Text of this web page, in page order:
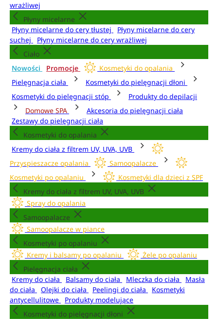
wrażliwej
Płyny micelarne
Płyny micelarne do cery tłustej
Płyny micelarne do cery
suchej
Płyny micelarne do cery wrażliwej
Ciało
Nowości
Promocje
Kosmetyki do opalania
Pielęgnacja ciała
Kosmetyki do pielęgnacji dłoni
Kosmetyki do pielęgnacji stóp
Produkty do depilacji
Domowe SPA
Akcesoria do pielęgnacji ciała
Zestawy do pielęgnacji ciała
Kosmetyki do opalania
Kremy do ciała z filtrem UV, UVA, UVB
Przyspieszacze opalania
Samoopalacze
Kosmetyki po opalaniu
Kosmetyki dla dzieci z SPF
Kremy do ciała z filtrem UV, UVA, UVB
Spray do opalania
Samoopalacze
Samoopalacze w piance
Kosmetyki po opalaniu
Kremy i balsamy po opalaniu
Żele po opalaniu
Pielęgnacja ciała
Kremy do ciała
Balsamy do ciała Mleczka do ciała
Masła
do ciała
Olejki do ciała Peelingi do ciała
Kosmetyki
antycellulitowe
Produkty modelujące
Kosmetyki do pielęgnacji dłoni